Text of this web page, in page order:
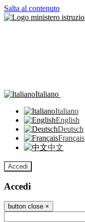
Salta al contenuto
Italiano
Italiano
English
Deutsch
Français
中文
Accedi
Accedi
button close ×